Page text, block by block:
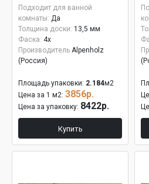
Подходит для ванной
комнаты: Да
Толщина доски: 13,5 мм
Фаска: 4x
Производитель Alpenholz
(Россия)
Площадь упаковки: 2.184м2
Цена за 1 м2: 3856р.
Цена за упаковку: 8422р.
Купить